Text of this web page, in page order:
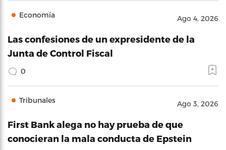
Economía Ago 4, 2026
Las confesiones de un expresidente de la
Junta de Control Fiscal
0
Tribunales Ago 3, 2026
First Bank alega no hay prueba de que
conocieran la mala conducta de Epstein